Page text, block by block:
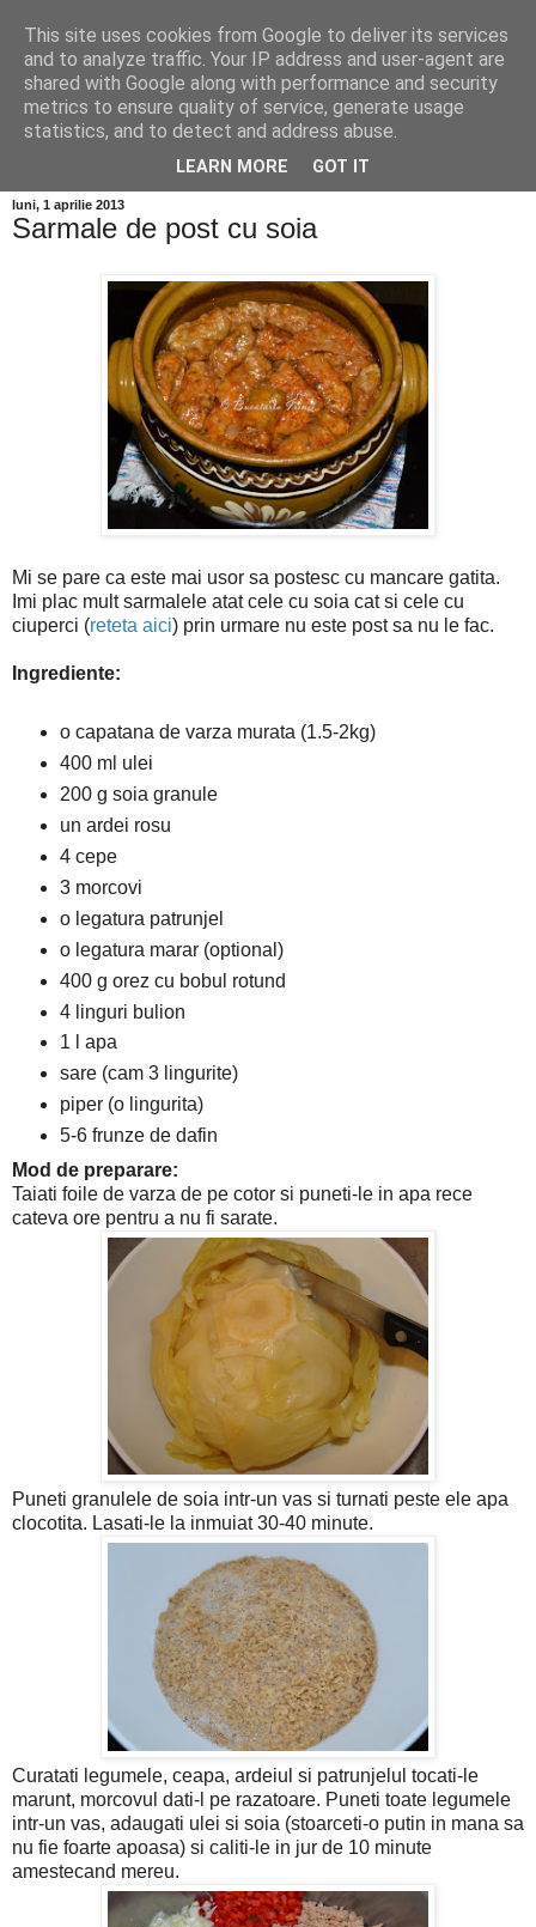
luni, 1 aprilie 2013
Sarmale de post cu soia
Mi se pare ca este mai usor sa postesc cu mancare gatita.
Imi plac mult sarmalele atat cele cu soia cat si cele cu
ciuperci (reteta aici) prin urmare nu este post sa nu le fac.
Ingrediente:
o capatana de varza murata (1.5-2kg)
400 ml ulei
200 g soia granule
un ardei rosu
4 cepe
3 morcovi
o legatura patrunjel
o legatura marar (optional)
400 g orez cu bobul rotund
4 linguri bulion
1 l apa
sare (cam 3 lingurite)
piper (o lingurita)
5-6 frunze de dafin
Mod de preparare:
Taiati foile de varza de pe cotor si puneti-le in apa rece
cateva ore pentru a nu fi sarate.
Puneti granulele de soia intr-un vas si turnati peste ele apa
clocotita. Lasati-le la inmuiat 30-40 minute.
Curatati legumele, ceapa, ardeiul si patrunjelul tocati-le
marunt, morcovul dati-l pe razatoare. Puneti toate legumele
intr-un vas, adaugati ulei si soia (stoarceti-o putin in mana sa
nu fie foarte apoasa) si caliti-le in jur de 10 minute
amestecand mereu.
This site uses cookies from Google to deliver its services
and to analyze traffic. Your IP address and user-agent are
shared with Google along with performance and security
metrics to ensure quality of service, generate usage
statistics, and to detect and address abuse.
LEARN MORE GOT IT